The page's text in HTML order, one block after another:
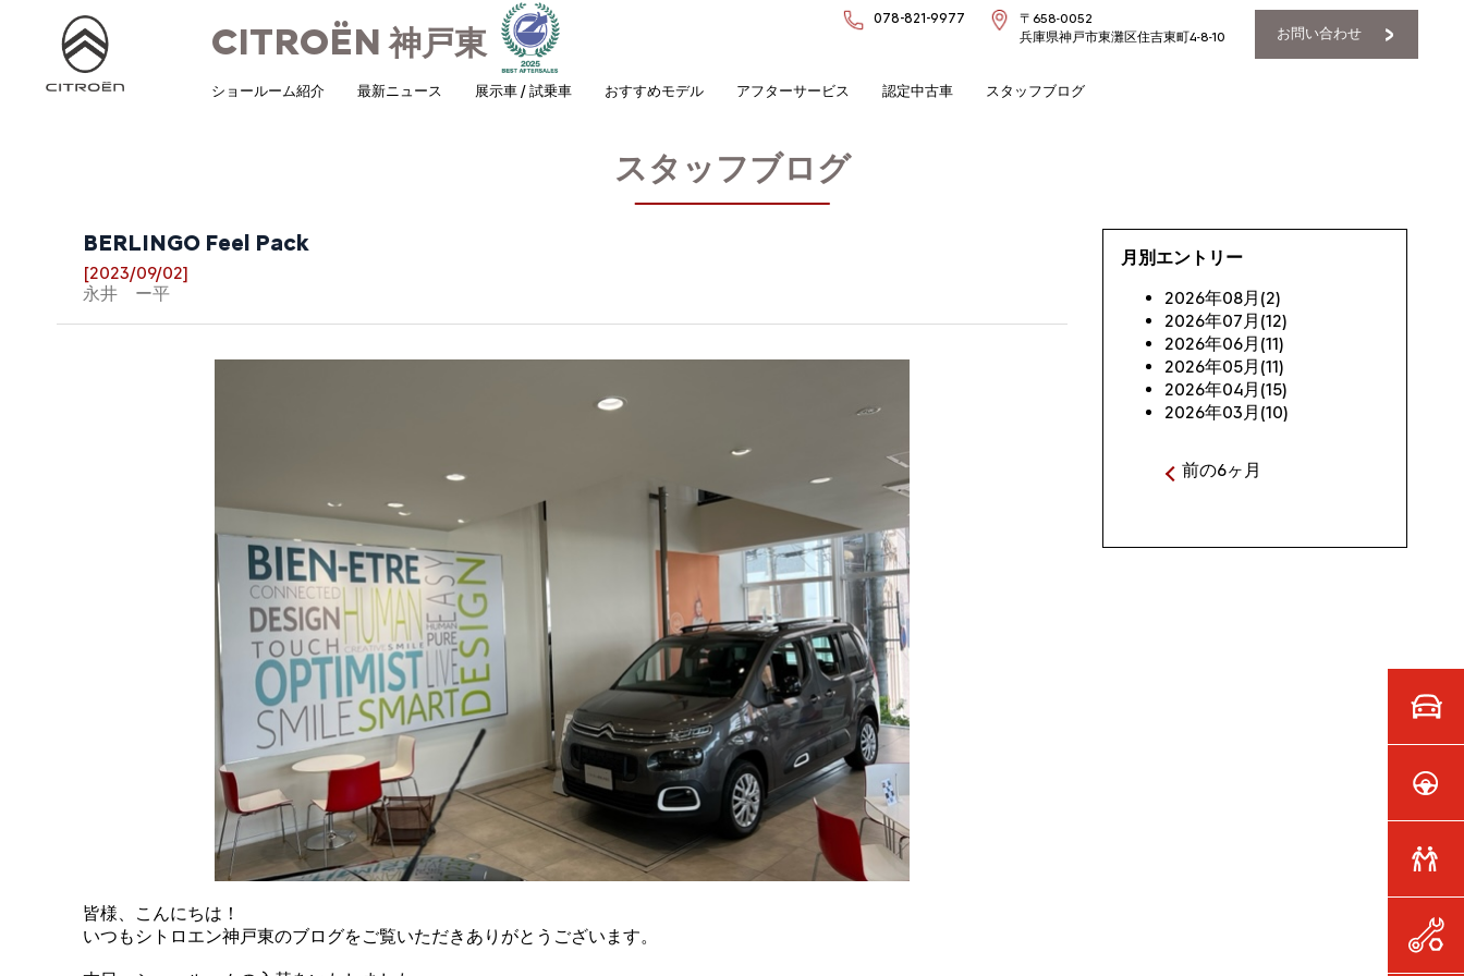
CITROËN神戸東
078-821-9977
〒658-0052
兵庫県神戸市東灘区住吉東町4-8-10
お問い合わせ
ショールーム紹介 最新ニュース 展示車 / 試乗車 おすすめモデル アフターサービス 認定中古車 スタッフブログ
スタッフブログ
BERLINGO Feel Pack
[2023/09/02]
永井 ー平
皆様、こんにちは！
いつもシトロエン神戸東のブログをご覧いただきありがとうございます。
月別エントリー
2026年08月(2)
2026年07月(12)
2026年06月(11)
2026年05月(11)
2026年04月(15)
2026年03月(10)
前の6ヶ月